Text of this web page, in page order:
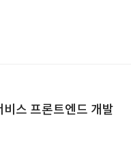
스 프론트엔드 개발